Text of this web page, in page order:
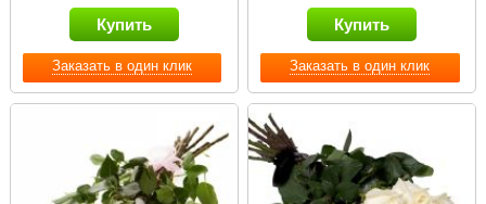
Заказать в один клик
Купить
Заказать в один клик
Купить